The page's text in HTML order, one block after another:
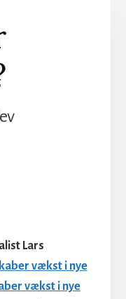
Lars
vækst i nye
vækst i nye